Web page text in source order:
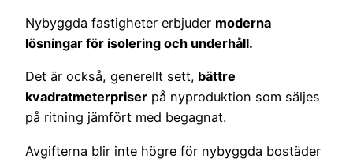
Nybyggda fastigheter erbjuder moderna
lösningar för isolering och underhåll.
Det är också, generellt sett, bättre
kvadratmeterpriser på nyproduktion som säljes
på ritning jämfört med begagnat.
Avgifterna blir inte högre för nybyggda bostäder